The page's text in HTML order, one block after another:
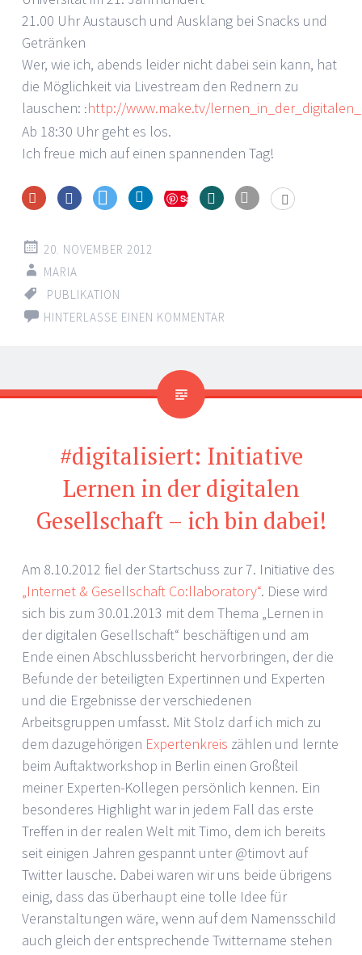
21.00 Uhr Austausch und Ausklang bei Snacks und
Getränken
Wer, wie ich, abends leider nicht dabei sein kann, hat
die Möglichkeit via Livestream den Rednern zu
lauschen: : http://www.make.tv/
Ab 18:30 Uhr geht es los.
Ich freue mich auf einen spannenden Tag!
Save
20. NOVEMBER 2012
MARIA
PUBLIKATION
HINTERLASSE EINEN KOMMENTAR
#digitalisiert: Initiative
Lernen in der digitalen
Gesellschaft – ich bin dabei!
Am 8.10.2012 fiel der Startschuss zur 7. Initiative des
„Internet & Gesellschaft Co:llaboratory“. Diese wird
sich bis zum 30.01.2013 mit dem Thema „Lernen in
der digitalen Gesellschaft“ beschäftigen und am
Ende einen Abschlussbericht hervorbringen, der die
Befunde der beteiligten Expertinnen und Experten
und die Ergebnisse der verschiedenen
Arbeitsgruppen umfasst. Mit Stolz darf ich mich zu
dem dazugehörigen Expertenkreis zählen und lernte
beim Auftaktworkshop in Berlin einen Großteil
meiner Experten-Kollegen persönlich kennen. Ein
besonderes Highlight war in jedem Fall das erste
Treffen in der realen Welt mit Timo, dem ich bereits
seit einigen Jahren gespannt unter @timovt auf
Twitter lausche. Dabei waren wir uns beide übrigens
einig, dass das überhaupt eine tolle Idee für
Veranstaltungen wäre, wenn auf dem Namensschild
auch gleich der entsprechende Twittername stehen